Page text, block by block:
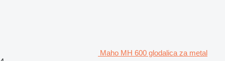
Maho MH 600 glodalica za metal